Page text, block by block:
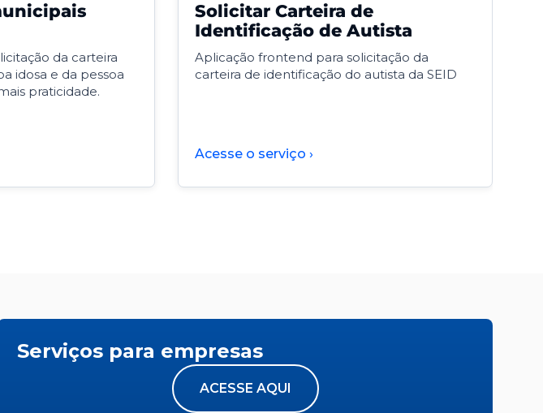
da carteira
idosa e da pessoa
praticidade.
Solicitar Carteira de
Identificação de Autista
Aplicação frontend para solicitação da
carteira de identificação do autista da SEID
Acesse o serviço ›
Serviços para empresas
ACESSE AQUI